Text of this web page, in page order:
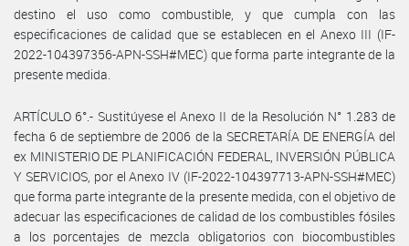
destino el uso como combustible, y que cumpla con las
especificaciones de calidad que se establecen en el Anexo III (IF-
2022-104397356-APN-SSH#MEC) que forma parte integrante de la
presente medida.
ARTÍCULO 6°.- Sustitúyese el Anexo II de la Resolución N° 1.283 de
fecha 6 de septiembre de 2006 de la SECRETARÍA DE ENERGÍA del
ex MINISTERIO DE PLANIFICACIÓN FEDERAL, INVERSIÓN PÚBLICA
Y SERVICIOS, por el Anexo IV (IF-2022-104397713-APN-SSH#MEC)
que forma parte integrante de la presente medida, con el objetivo de
adecuar las especificaciones de calidad de los combustibles fósiles
a los porcentajes de mezcla obligatorios con biocombustibles